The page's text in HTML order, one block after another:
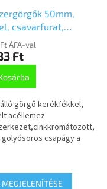
50mm,
csavarfurat,
11
ÁFA-val
Ft
görgő kerékfékkel,
acéllemez
csapágy a